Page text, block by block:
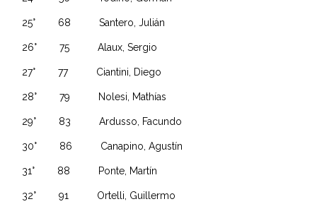
25° 68 Santero, Julián
26° 75 Alaux, Sergio
27° 77 Ciantini, Diego
28° 79 Nolesi, Mathías
29° 83 Ardusso, Facundo
30° 86 Canapino, Agustín
31° 88 Ponte, Martín
32° 91 Ortelli, Guillermo